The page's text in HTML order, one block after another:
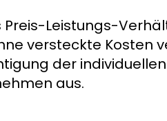
Leistungs-
versteckte Kosten
der
aus.